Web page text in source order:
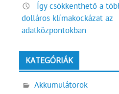
Így csökkenthető a
dolláros klímakockázat az
adatközpontokban
KATEGÓRIÁK
Akkumulátorok